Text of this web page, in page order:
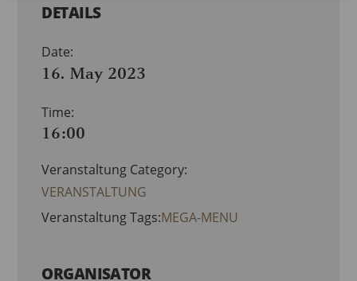
DETAILS
Date:
16. May 2023
Time:
16:00
Veranstaltung Category:
VERANSTALTUNG
Veranstaltung Tags:MEGA-MENU
ORGANISATOR